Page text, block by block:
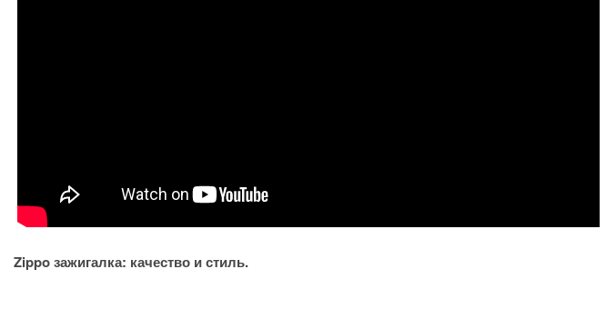
Zippo зажигалка: качество и стиль.